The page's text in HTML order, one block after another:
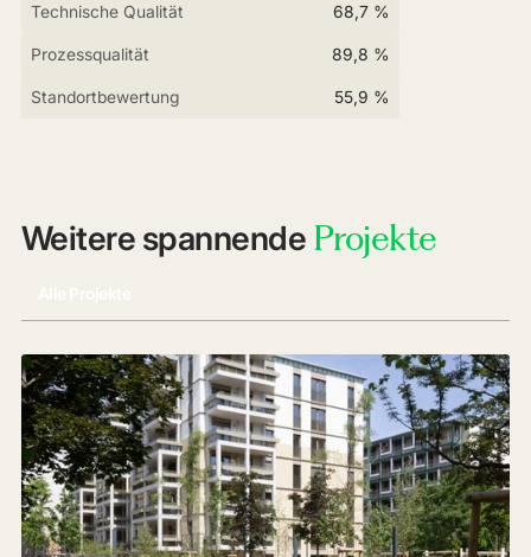
Technische Qualität 68,7 %
Prozessqualität 89,8 %
Standortbewertung 55,9 %
Weitere spannende Projekte